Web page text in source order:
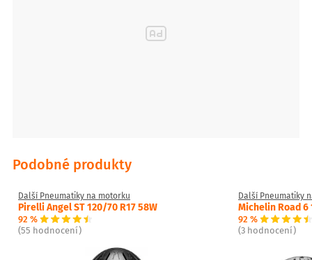
Podobné produkty
Další Pneumatiky na motorku
Pirelli Angel ST 120/70 R17 58W
92 %
(55 hodnocení)
Další Pneumatiky
Michelin Road 6
92 %
(3 hodnocení)